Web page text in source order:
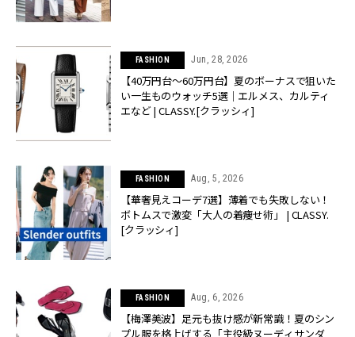
FASHION Jun, 28, 2026
【40万円台〜60万円台】夏のボーナスで狙いた
い一生ものウォッチ5選｜エルメス、カルティ
エなど | CLASSY.[クラッシィ]
FASHION Aug, 5, 2026
【華奢見えコーデ7選】薄着でも失敗しない！
ボトムスで激変「大人の着痩せ術」 | CLASSY.
[クラッシィ]
FASHION Aug, 6, 2026
【梅澤美波】足元も抜け感が新常識！夏のシン
プル服を格上げする「主役級ヌーディサンダ